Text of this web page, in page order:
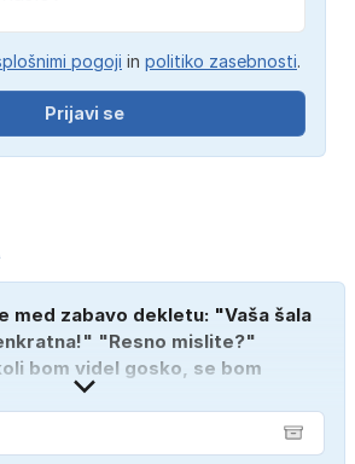
pogoji in politiko zasebnosti.
Prijavi se
med zabavo dekletu: "Vaša šala
"Resno mislite?"
bom videl gosko, se bom